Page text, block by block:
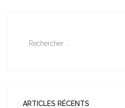
ARTICLES RÉCENTS